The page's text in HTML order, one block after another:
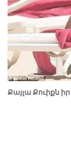
Քայլա Քուիքն